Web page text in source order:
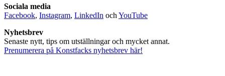
Sociala media
Facebook, Instagram, LinkedIn och YouTube
Nyhetsbrev
Senaste nytt, tips om utställningar och mycket annat.
Prenumerera på Konstfacks nyhetsbrev här!